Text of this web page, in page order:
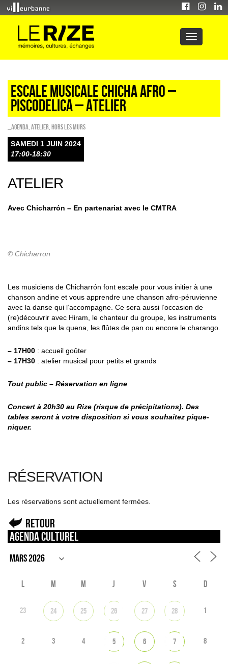
ESCALE MUSICALE CHICHA AFRO –
PISCODELICA – ATELIER
_Agenda Atelier HORS LES MURS
SAMEDI 1 JUIN 2024
17:00-18:30
ATELIER
Avec Chicharrón – En partenariat avec le CMTRA
© Chicharron
Les musiciens de Chicharrón font escale pour vous initier à une
chanson andine et vous apprendre une chanson afro-péruvienne
avec la danse qui l’accompagne. Ce sera aussi l’occasion de
(re)découvrir avec Hiram, le chanteur du groupe, les instruments
andins tels que la quena, les flûtes de pan ou encore le charango.
– 17H00 : accueil goûter
– 17H30 : atelier musical pour petits et grands
Tout public – Réservation en ligne
Concert à 20h30 au Rize (risque de précipitations). Des
tables seront à votre disposition si vous souhaitez pique-
niquer.
RÉSERVATION
Les réservations sont actuellement fermées.
Retour
Agenda culturel
L M M J V S D
23 24 25 26 27 28 1
2 3 4 5 6 7 8